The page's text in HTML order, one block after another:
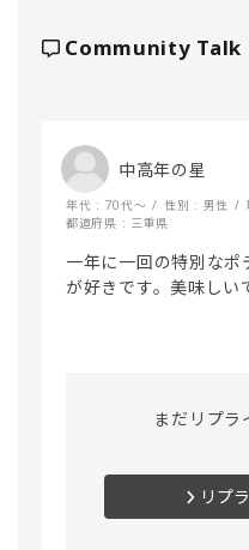
Community Talk
中高年の星
年代 : 70代～ 性別 : 男性
都道府県 : 三重県
一年に一回の特別な
が好きです。美味しい
まだリプラ
リプ